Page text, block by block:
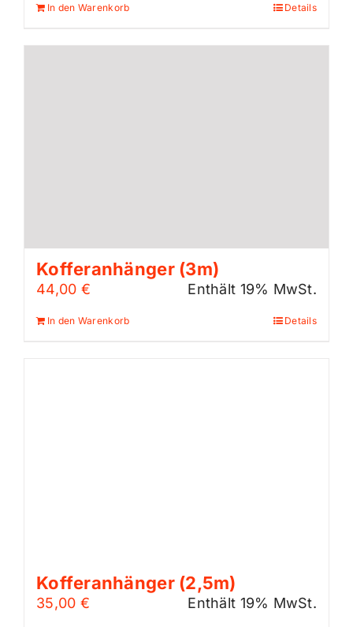
In den Warenkorb Details
Kofferanhänger (3m)
44,00 € Enthält 19% MwSt.
In den Warenkorb Details
Kofferanhänger (2,5m)
35,00 € Enthält 19% MwSt.